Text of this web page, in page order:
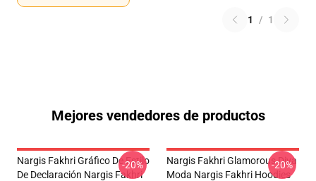
1 / 1
Mejores vendedores de productos
Nargis Fakhri Gráfico De Estilo
De Declaración Nargis Fakhri
-20%
Nargis Fakhri Glamorous Diva
Moda Nargis Fakhri Hoodies
-20%